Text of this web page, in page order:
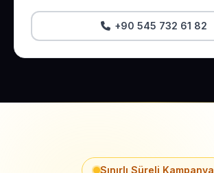
+90 545 732 61 82
Sınırlı Süreli Kampanya